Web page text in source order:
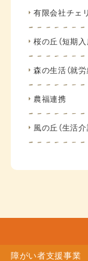
有限会社チェ
桜の丘（短期入
森の生活（就
農福連携
風の丘（生活介
障がい者支援事業